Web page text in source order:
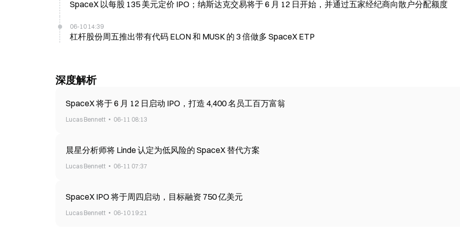
SpaceX 以每股 135 美元定价 IPO；纳斯达克交易将于 6 月 12 日开始，并通过五家经纪商向散户分配额度
06-10 14:39
杠杆股份周五推出带有代码 ELON 和 MUSK 的 3 倍做多 SpaceX ETP
深度解析
SpaceX 将于 6 月 12 日启动 IPO，打造 4,400 名员工百万富翁
Lucas Bennett 06-11 08:13
晨星分析师将 Linde 认定为低风险的 SpaceX 替代方案
Lucas Bennett 06-11 07:37
SpaceX IPO 将于周四启动，目标融资 750 亿美元
Lucas Bennett 06-10 19:21